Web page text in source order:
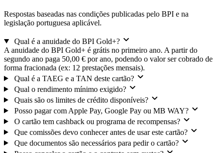
Respostas baseadas nas condições publicadas pelo BPI e na
legislação portuguesa aplicável.
Qual é a anuidade do BPI Gold+?
A anuidade do BPI Gold+ é grátis no primeiro ano. A partir do
segundo ano paga 50,00 € por ano, podendo o valor ser cobrado de
forma fracionada (ex: 12 prestações mensais).
Qual é a TAEG e a TAN deste cartão?
Qual o rendimento mínimo exigido?
Quais são os limites de crédito disponíveis?
Posso pagar com Apple Pay, Google Pay ou MB WAY?
O cartão tem cashback ou programa de recompensas?
Que comissões devo conhecer antes de usar este cartão?
Que documentos são necessários para pedir o cartão?